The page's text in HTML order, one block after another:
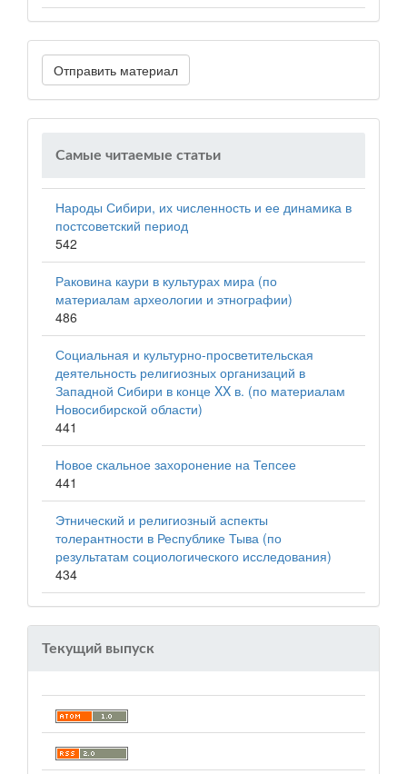
Отправить материал
Самые читаемые статьи
Народы Сибири, их численность и ее динамика в
постсоветский период
542
Раковина каури в культурах мира (по
материалам археологии и этнографии)
486
Социальная и культурно-просветительская
деятельность религиозных организаций в
Западной Сибири в конце XX в. (по материалам
Новосибирской области)
441
Новое скальное захоронение на Тепсее
441
Этнический и религиозный аспекты
толерантности в Республике Тыва (по
результатам социологического исследования)
434
Текущий выпуск